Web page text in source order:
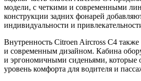
модели, с четкими и современными
конструкции задних фонарей
индивидуальности и
Внутренность Citroen Aircross C4
и современным дизайном. Кабина
и эргономичными сиденьями, которые
уровень комфорта для водителя и